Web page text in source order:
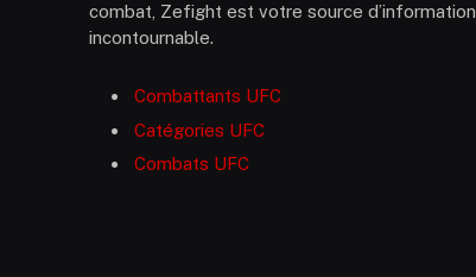
combat, Zefight est votre source d’information
incontournable.
Combattants UFC
Catégories UFC
Combats UFC